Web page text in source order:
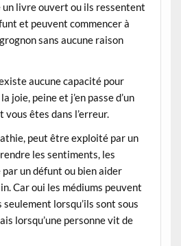
un livre ouvert ou ils ressentent
et peuvent commencer à
sans aucune raison
aucune capacité pour
joie, peine et j’en passe d’un
vous êtes dans l’erreur.
peut être exploité par un
les sentiments, les
par un défunt ou bien aider
Car oui les médiums peuvent
lorsqu’ils sont sous
lorsqu’une personne vit de